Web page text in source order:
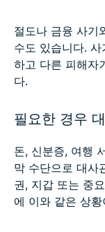
절도나 금융 사기
수도 있습니다.
하고 다른 피해자
다.
필요한 경우
돈, 신분증, 여행
막 수단으로 대사
권, 지갑 또는 중
에 이와 같은 상